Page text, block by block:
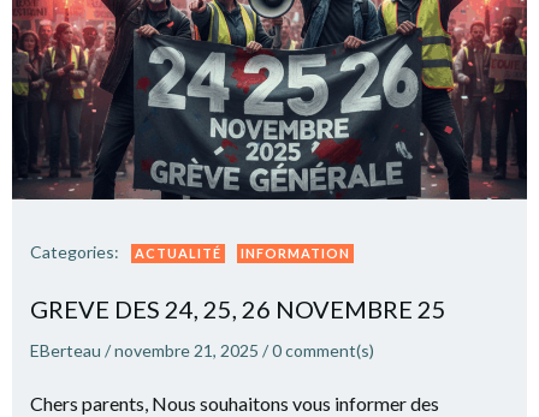
Categories: ACTUALITÉ INFORMATION
GREVE DES 24, 25, 26 NOVEMBRE 25
EBerteau /novembre 21, 2025 /0comment(s)
Chers parents, Nous souhaitons vous informer des